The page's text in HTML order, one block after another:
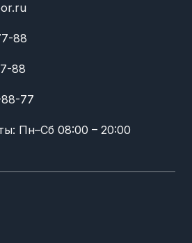
88
88
77
Пн–Сб 08:00 – 20:00